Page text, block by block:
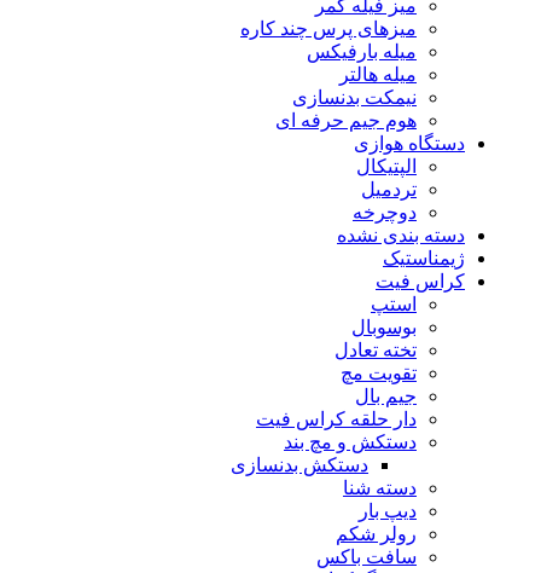
میز فیله کمر
میزهای پرس چند کاره
میله بارفیکس
میله هالتر
نیمکت بدنسازی
هوم جیم حرفه ای
دستگاه هوازی
الپتیکال
تردمیل
دوچرخه
دسته بندی نشده
ژیمناستیک
کراس فیت
استپ
بوسوبال
تخته تعادل
تقویت مچ
جیم بال
دار حلقه کراس فیت
دستکش و مچ بند
دستکش بدنسازی
دسته شنا
دیپ بار
رولر شکم
سافت باکس